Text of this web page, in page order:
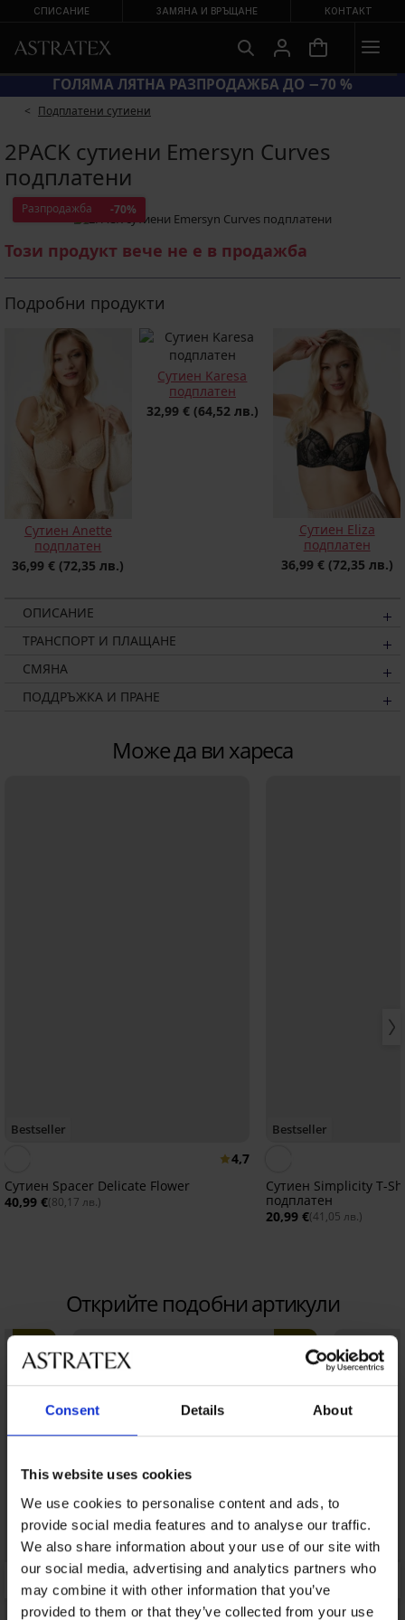
Consent Details About
This website uses cookies
We use cookies to personalise content and ads, to
provide social media features and to analyse our traffic.
We also share information about your use of our site with
our social media, advertising and analytics partners who
may combine it with other information that you’ve
provided to them or that they’ve collected from your use
СПИСАНИЕ ЗАМЯНА И ВРЪЩАНЕ КОНТАКТ
ГОЛЯМА
= СУТИЕНИ −20 %
Подплатени сутиени
2PACK сутиени Emersyn Curves
подплатени
Разпродажба -70%
Този продукт вече не е в продажба
Подробни продукти
Сутиен Anette
подплатен
36,99 € (72,35 лв.)
Сутиен Karesa
подплатен
32,99 € (64,52 лв.)
Сутиен Eliza
подплатен
36,99 € (72,35 лв.)
ОПИСАНИЕ
ТРАНСПОРТ И ПЛАЩАНЕ
СМЯНА
ПОДДРЪЖКА И ПРАНЕ
Може да ви хареса
Bestseller
4,7
Сутиен Spacer Delicate Flower
40,99 €(80,17 лв.)
Bestseller
Сутиен Simplicity T-
подплатен
20,99 €(41,05 лв.)
Открийте подобни артикули
LIMITED LIMITED